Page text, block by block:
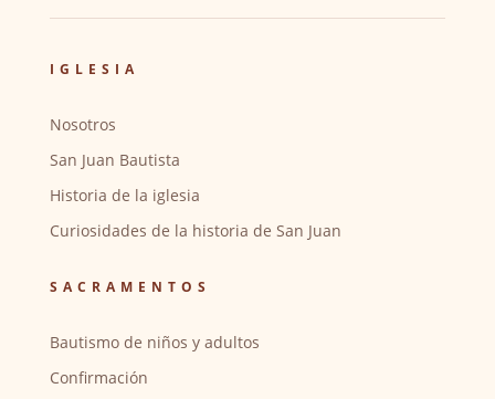
IGLESIA
Nosotros
San Juan Bautista
Historia de la iglesia
Curiosidades de la historia de San Juan
SACRAMENTOS
Bautismo de niños y adultos
Confirmación